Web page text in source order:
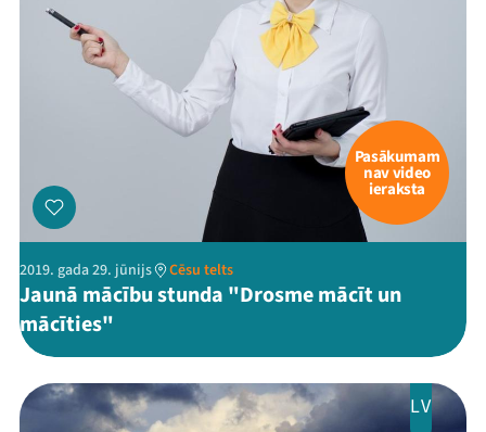
Pasākumam
nav video
ieraksta
2019. gada 29. jūnijs Cēsu telts
Jaunā mācību stunda "Drosme mācīt un
mācīties"
LV